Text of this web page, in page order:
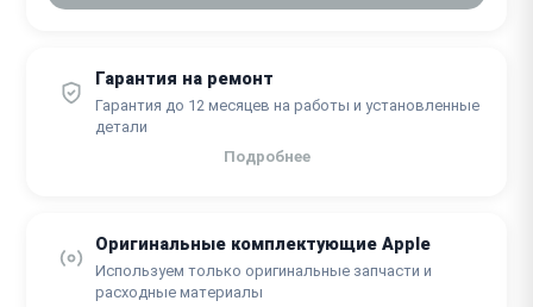
Гарантия на ремонт
Гарантия до 12 месяцев на работы и установленные
детали
Подробнее
Оригинальные комплектующие Apple
Используем только оригинальные запчасти и
расходные материалы